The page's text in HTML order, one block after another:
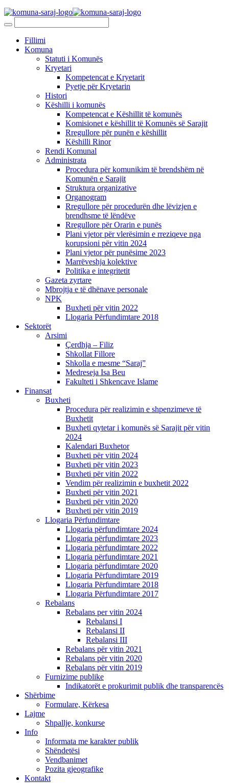
Fillimi
Komuna
Statuti i Komunës
Kryetari
Kompetencat e Kryetarit
Pyetje për Kryetarin
Histori
Këshilli i komunës
Kompetencat e Këshillit të komunës
Komisionet e këshillit të Komunës së Sarajit
Rregullore për punën e këshillit
Këshilli Rinor
Rendi Komunal
Administrata
Procedura për komunikim të brendshëm në
Komunën e Sarajit
Struktura organizative
Organogram
Rregullore për procedurën dhe lëvizjen e
brendhsme të lëndëve
Rregullore për Orarin e punës
Plani vjetor për vlerësimin e rreziqeve nga
korupsioni për vitin 2024
Plani vjetor për punësime 2023
Marrëveshja kolektive
Politika e integritetit
Gazeta zyrtare
Mbrojtja e të dhënave personale
NPK
Buxheti për vitin 2022
Llogaria Përfundimtare 2018
Sektorët
Arsimi
Çerdhja – Filiz
Shkollat Fillore
Shkolla e mesme “Saraj”
Medreseja Isa Beu
Fakulteti i Shkencave Islame
Finansat
Buxheti
Procedura për realizimin e shpenzimeve të
Buxhetit
Buxheti qytetar i komunës së Sarajit për vitin
2024
Kalendari Buxhetor
Buxheti për vitin 2024
Buxheti për vitin 2023
Buxheti për vitin 2022
Vendim për realizimin e buxhetit 2022
Buxheti për vitin 2021
Buxheti për vitin 2020
Buxheti për vitin 2019
Llogaria Përfundimtare
Llogaria përfundimtare 2024
Llogaria përfundimtare 2023
Llogaria përfundimtare 2022
Llogaria përfundimtare 2021
Llogaria përfundimtare 2020
Llogaria Përfundimtare 2019
Llogaria Përfundimtare 2018
Llogaria Përfundimtare 2017
Rebalans
Rebalans per vitin 2024
Rebalansi I
Rebalansi II
Rebalansi III
Rebalans për vitin 2021
Rebalans për vitin 2020
Rebalans për vitin 2019
Furnizime publike
Indikatorët e prokurimit publik dhe transparencës
Shërbime
Formulare, Kërkesa
Lajme
Shpallje, konkurse
Info
Informata me karakter publik
Shëndetësi
Vendbanimet
Pozita gjeografike
Kontakt